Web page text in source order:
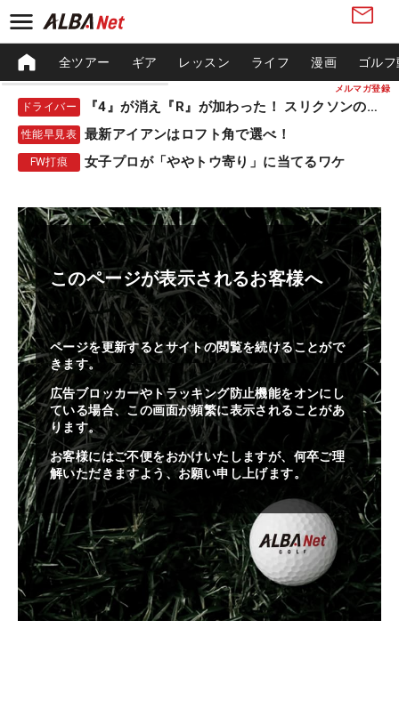
メルマガ登録
全ツアー ギア レッスン ライフ 漫画 ゴル
ドライバー 『4』が消え『R』が加わった！ スリクソンの新作
性能早見表 最新アイアンはロフト角で選べ！
FW打痕 女子プロが「ややトウ寄り」に当てるワケ
このページが表示されるお客様へ
ページを更新するとサイトの閲覧を続けることがで
きます。
広告ブロッカーやトラッキング防止機能をオンにし
ている場合、この画面が頻繁に表示されることがあ
ります。
お客様にはご不便をおかけいたしますが、何卒ご理
解いただきますよう、お願い申し上げます。